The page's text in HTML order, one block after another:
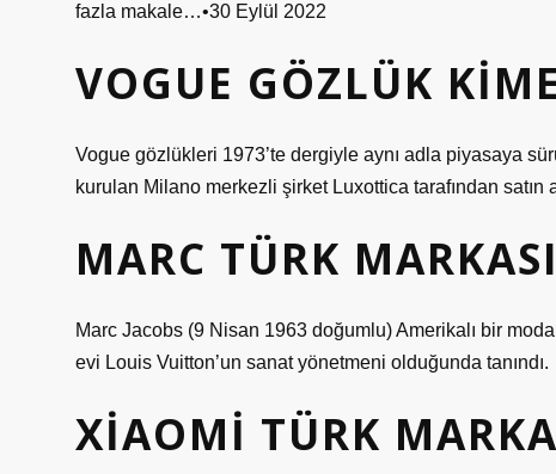
fazla makale…•30 Eylül 2022
VOGUE GÖZLÜK
Vogue gözlükleri 1973’te dergiyle aynı adla piyasaya
kurulan Milano merkezli şirket Luxottica tarafından satın
MARC TÜRK
Marc Jacobs (9 Nisan 1963 doğumlu) Amerikalı bir moda
evi Louis Vuitton’un sanat yönetmeni olduğunda tanındı.
XIAOMI TÜRK